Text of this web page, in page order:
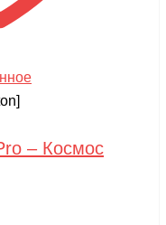
– Космос